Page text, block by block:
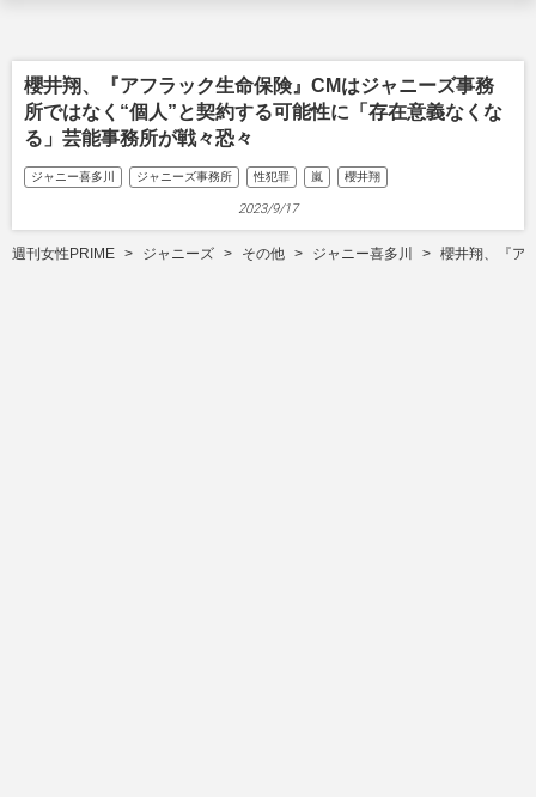
櫻井翔、『アフラック生命保険』CMはジャニーズ事務
所ではなく“個人”と契約する可能性に「存在意義なくな
る」芸能事務所が戦々恐々
ジャニー喜多川 ジャニーズ事務所 性犯罪 嵐 櫻井翔
2023/9/17
週刊女性PRIME ジャニーズ その他 ジャニー喜多川 櫻井翔、『ア